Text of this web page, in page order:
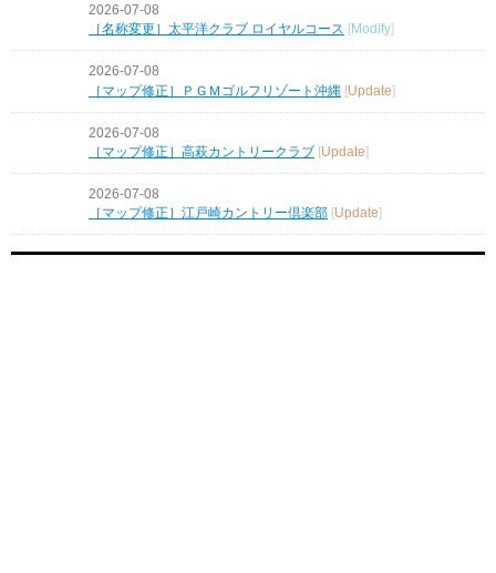
2026-07-08
［名称変更］太平洋クラブ ロイヤルコース [Modify]
2026-07-08
［マップ修正］ＰＧＭゴルフリゾート沖縄 [Update]
2026-07-08
［マップ修正］高萩カントリークラブ [Update]
2026-07-08
［マップ修正］江戸崎カントリー倶楽部 Update